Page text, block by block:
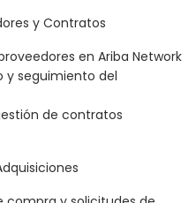
y Contratos
en Ariba Network
y seguimiento del
de contratos